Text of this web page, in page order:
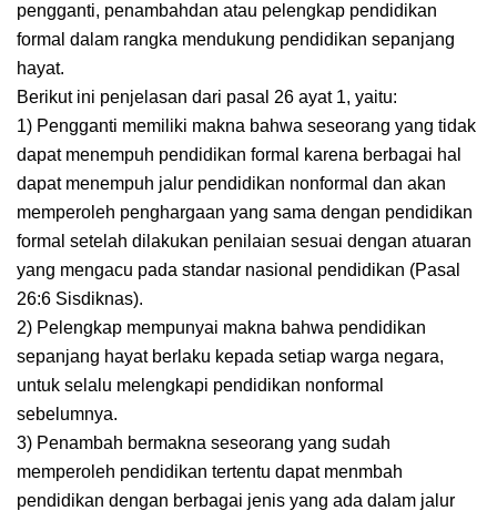
pengganti, penambahdan atau pelengkap pendidikan
formal dalam rangka mendukung pendidikan sepanjang
hayat.
Berikut ini penjelasan dari pasal 26 ayat 1, yaitu:
1) Pengganti memiliki makna bahwa seseorang yang tidak
dapat menempuh pendidikan formal karena berbagai hal
dapat menempuh jalur pendidikan nonformal dan akan
memperoleh penghargaan yang sama dengan pendidikan
formal setelah dilakukan penilaian sesuai dengan atuaran
yang mengacu pada standar nasional pendidikan (Pasal
26:6 Sisdiknas).
2) Pelengkap mempunyai makna bahwa pendidikan
sepanjang hayat berlaku kepada setiap warga negara,
untuk selalu melengkapi pendidikan nonformal
sebelumnya.
3) Penambah bermakna seseorang yang sudah
memperoleh pendidikan tertentu dapat menmbah
pendidikan dengan berbagai jenis yang ada dalam jalur